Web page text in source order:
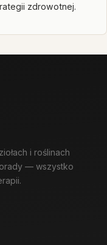
zdrowotnej.
i roślinach
— wszystko